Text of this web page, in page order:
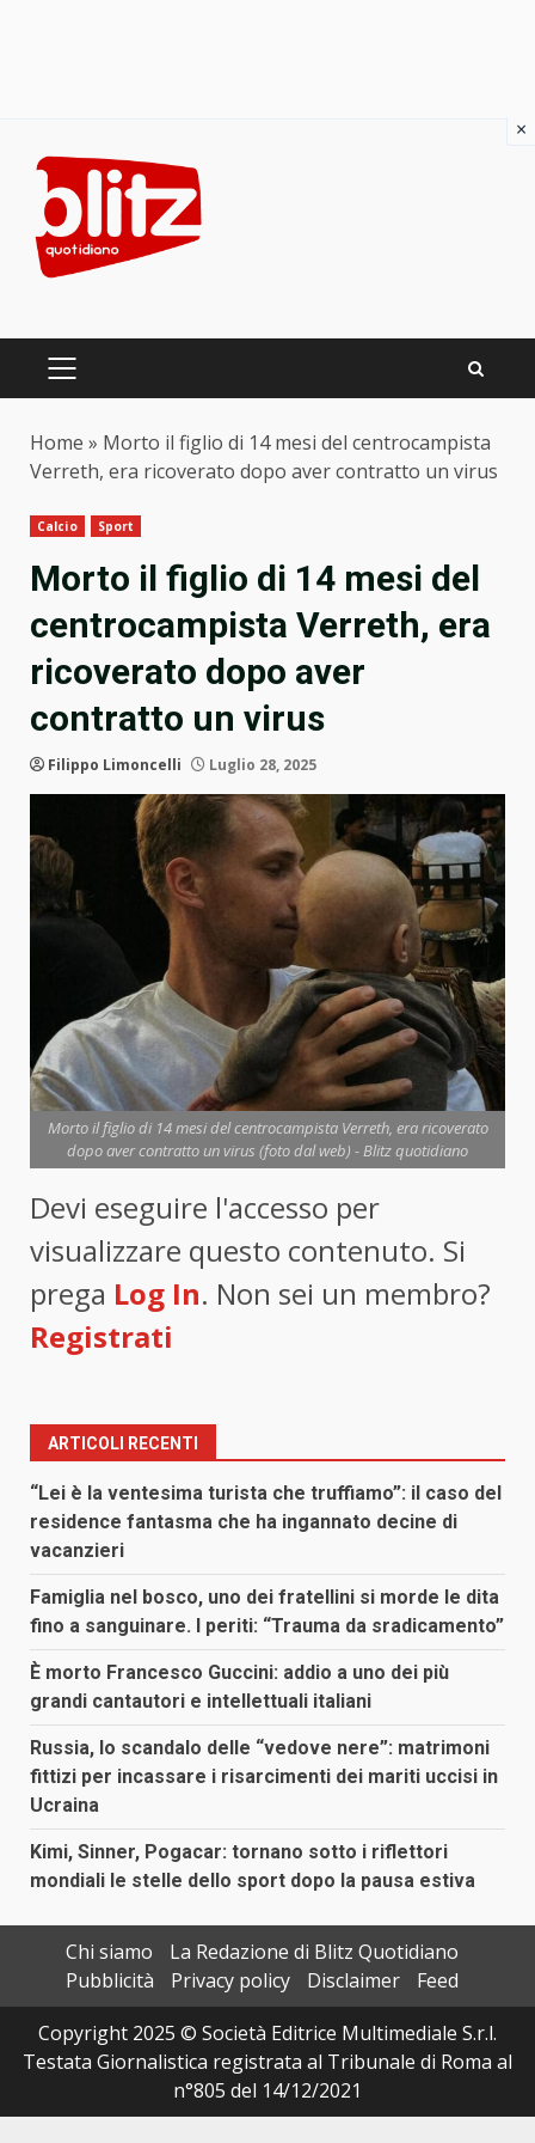
content
PRIMARY
Home » Morto il figlio di 14 mesi del centrocampista
Verreth, era ricoverato dopo aver contratto un virus
Calcio Sport
Morto il figlio di 14 mesi del
centrocampista Verreth, era
ricoverato dopo aver
contratto un virus
Filippo Limoncelli Luglio 28, 2025
Morto il figlio di 14 mesi del centrocampista Verreth, era ricoverato
dopo aver contratto un virus (foto dal web) - Blitz quotidiano
Devi eseguire l'accesso per
visualizzare questo contenuto. Si
prega Log In. Non sei un membro?
Registrati
ARTICOLI RECENTI
“Lei è la ventesima turista che truffiamo”: il caso del
residence fantasma che ha ingannato decine di
vacanzieri
Famiglia nel bosco, uno dei fratellini si morde le dita
fino a sanguinare. I periti: “Trauma da sradicamento”
È morto Francesco Guccini: addio a uno dei più
grandi cantautori e intellettuali italiani
Russia, lo scandalo delle “vedove nere”: matrimoni
fittizi per incassare i risarcimenti dei mariti uccisi in
Ucraina
Kimi, Sinner, Pogacar: tornano sotto i riflettori
mondiali le stelle dello sport dopo la pausa estiva
Chi siamo
La Redazione di Blitz Quotidiano
Pubblicità
Privacy policy Disclaimer
Feed
Copyright 2025 © Società Editrice Multimediale S.r.l.
Testata Giornalistica registrata al Tribunale di Roma al
n°805 del 14/12/2021
×